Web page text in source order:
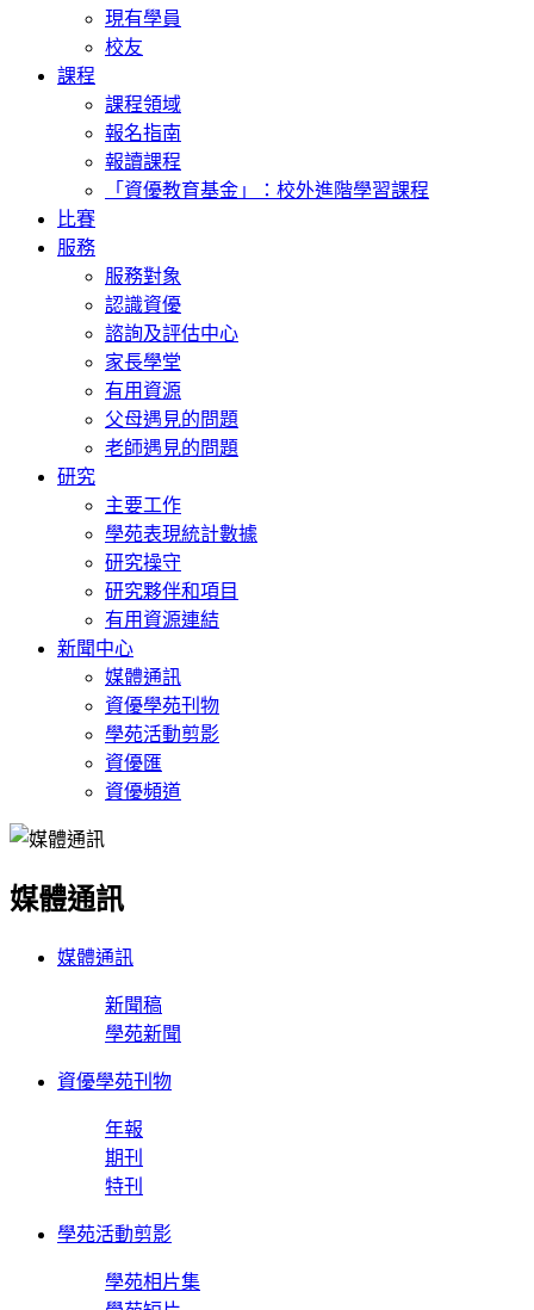
現有學員
校友
課程
課程領域
報名指南
報讀課程
「資優教育基金」：校外進階學習課程
比賽
服務
服務對象
認識資優
諮詢及評估中心
家長學堂
有用資源
父母遇見的問題
老師遇見的問題
研究
主要工作
學苑表現統計數據
研究操守
研究夥伴和項目
有用資源連結
新聞中心
媒體通訊
資優學苑刊物
學苑活動剪影
資優匯
資優頻道
媒體通訊
媒體通訊
新聞稿
學苑新聞
資優學苑刊物
年報
期刊
特刊
學苑活動剪影
學苑相片集